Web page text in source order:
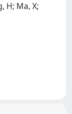
H; Ma, X;